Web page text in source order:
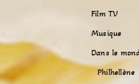
Film TV
Musique
Dans le
Philhellène